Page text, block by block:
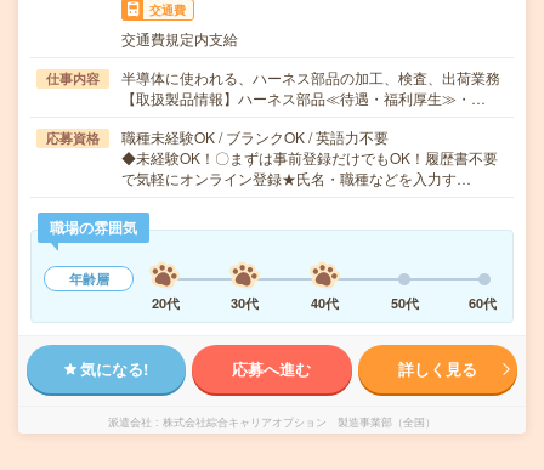
交通費
交通費規定内支給
仕事内容
半導体に使われる、ハーネス部品の加工、検査、出荷業務
【取扱製品情報】ハーネス部品≪待遇・福利厚生≫・…
応募資格
職種未経験OK / ブランクOK / 英語力不要
◆未経験OK！〇まずは事前登録だけでもOK！履歴書不要
で気軽にオンライン登録★氏名・職種などを入力す…
職場の雰囲気
年齢層
20代
30代 40代 50代 60代
気になる! 応募へ進む 詳しく見る
派遣会社 株式会社綜合キャリアオプション 製造事業部（全国）